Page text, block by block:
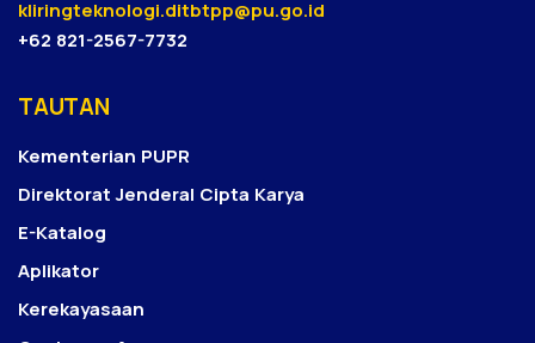
kliringteknologi.ditbtpp@pu.go.id
+62 821-2567-7732
TAUTAN
Kementerian PUPR
Direktorat Jenderal Cipta Karya
E-Katalog
Aplikator
Kerekayasaan